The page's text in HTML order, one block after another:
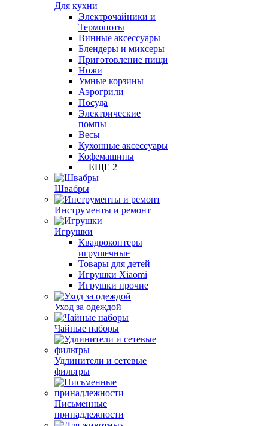
Для кухни
Электрочайники и
Термопоты
Винные аксессуары
Блендеры и миксеры
Приготовление пищи
Ножи
Умные корзины
Аэрогрили
Посуда
Электрические
помпы
Весы
Кухонные аксессуары
Кофемашины
+ ЕЩЕ 2
Швабры
Инструменты и ремонт
Игрушки
Квадрокоптеры
игрушечные
Товары для детей
Игрушки Xiaomi
Игрушки прочие
Уход за одеждой
Чайные наборы
Удлинители и сетевые
фильтры
Письменные
принадлежности